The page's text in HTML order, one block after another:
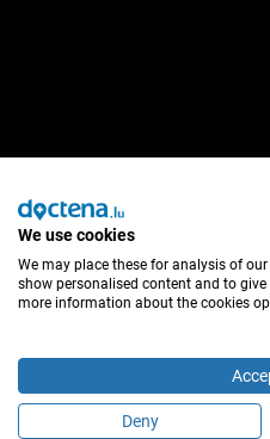
Fissa un
We use cookies
We may place these for analysis of
show personalised content and to
more information about the cookies
Deny